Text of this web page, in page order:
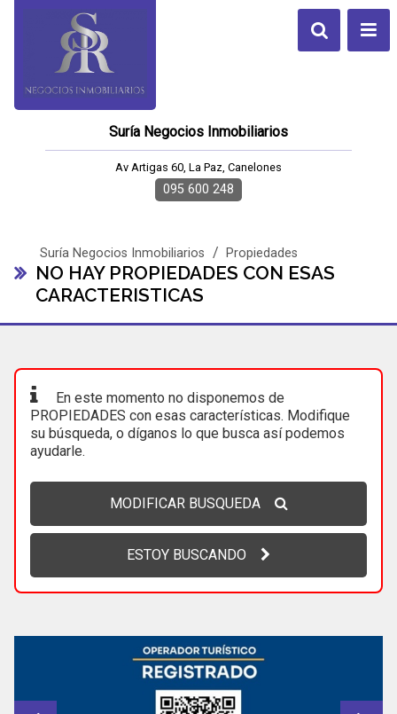
Suría Negocios Inmobiliarios
Av Artigas 60, La Paz, Canelones
095 600 248
Suría Negocios Inmobiliarios / Propiedades
NO HAY PROPIEDADES CON ESAS
CARACTERISTICAS
En este momento no disponemos de
PROPIEDADES con esas características. Modifique
su búsqueda, o díganos lo que busca así podemos
ayudarle.
MODIFICAR BUSQUEDA
ESTOY BUSCANDO